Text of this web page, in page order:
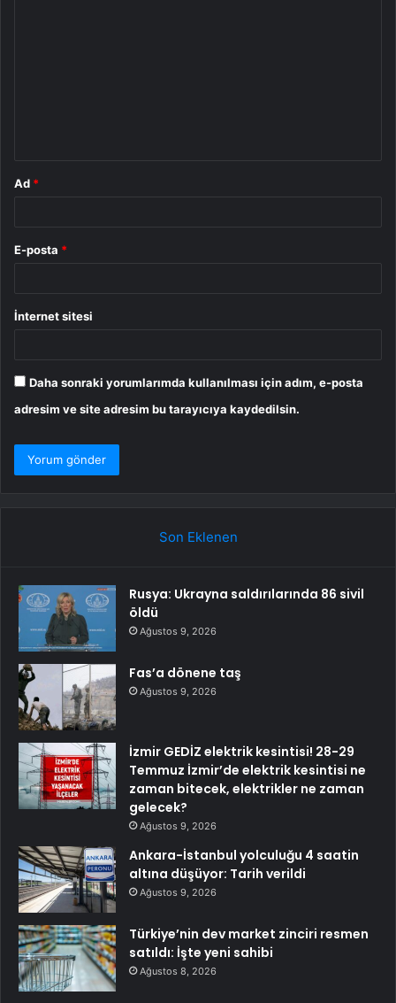
Ad *
E-posta *
İnternet sitesi
Daha sonraki yorumlarımda kullanılması için adım, e-posta
adresim ve site adresim bu tarayıcıya kaydedilsin.
Son Eklenen
Rusya: Ukrayna saldırılarında 86 sivil
öldü
Ağustos 9, 2026
Fas’a dönene taş
Ağustos 9, 2026
İzmir GEDİZ elektrik kesintisi! 28-29
Temmuz İzmir’de elektrik kesintisi ne
zaman bitecek, elektrikler ne zaman
gelecek?
Ağustos 9, 2026
Ankara-İstanbul yolculuğu 4 saatin
altına düşüyor: Tarih verildi
Ağustos 9, 2026
Türkiye’nin dev market zinciri resmen
satıldı: İşte yeni sahibi
Ağustos 8, 2026